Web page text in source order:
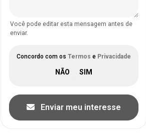
Você pode editar esta mensagem antes de
enviar.
Concordo com os Termos e Privacidade
Enviar meu interesse